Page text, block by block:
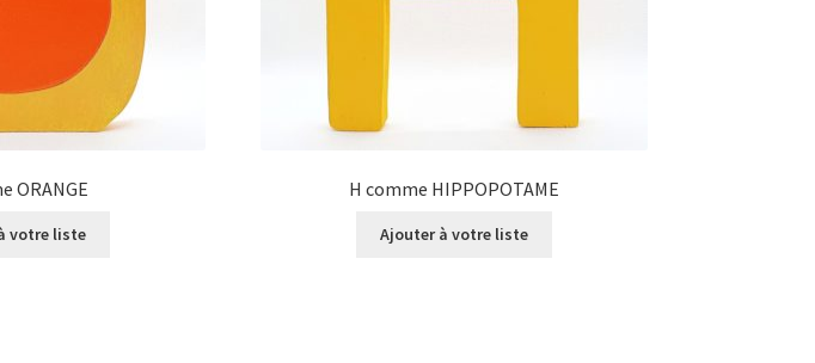
ORANGE
votre liste
H comme HIPPOPOTAME
Ajouter à votre liste